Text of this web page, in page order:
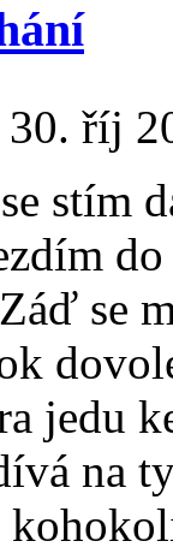
30. říj
stím
se
jedu
na